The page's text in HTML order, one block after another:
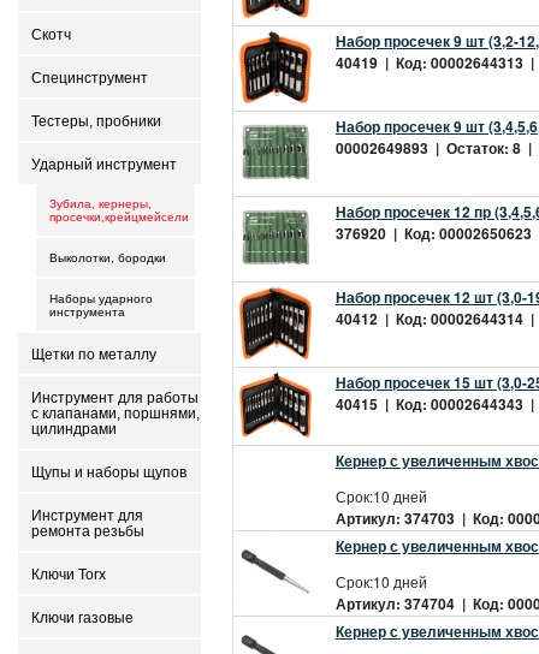
Скотч
Специнструмент
Тестеры, пробники
Ударный инструмент
Зубила, кернеры,
просечки,крейцмейсели
Выколотки, бородки
Наборы ударного
инструмента
Щетки по металлу
Инструмент для работы
с клапанами, поршнями,
цилиндрами
Щупы и наборы щупов
Инструмент для
ремонта резьбы
Ключи Torx
Ключи газовые
Набор просечек 9 шт (3,2-
40419 | Код: 00002644313
Набор просечек 9 шт
00002649893 | Остаток: 8 |
Набор просечек 12 пр
376920 | Код:
Набор просечек 12 шт (3,0-
40412 | Код: 00002644314
Набор просечек 15 шт (3,0-
40415 | Код: 00002644343
Кернер с увеличенным
Срок:10 дней
Артикул: 374703 | Код:
Кернер с увеличенным
Срок:10 дней
Артикул: 374704 | Код:
Кернер с увеличенным